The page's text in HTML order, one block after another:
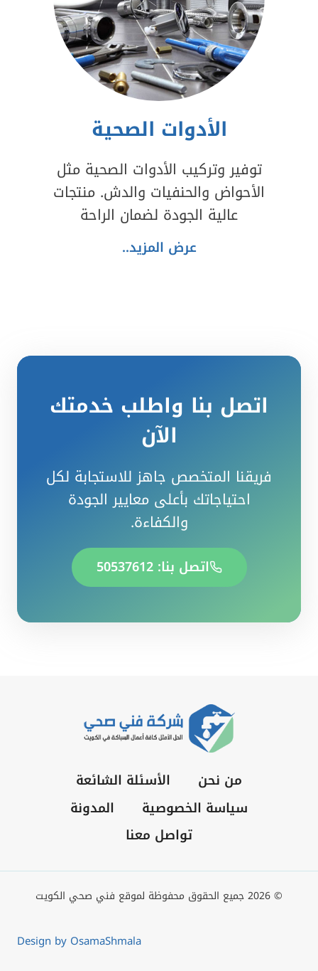
الأدوات الصحية
توفير وتركيب الأدوات الصحية مثل
الأحواض والحنفيات والدش. منتجات
عالية الجودة لضمان الراحة
عرض المزيد..
اتصل بنا واطلب خدمتك
الآن
فريقنا المتخصص جاهز للاستجابة لكل
احتياجاتك بأعلى معايير الجودة
والكفاءة.
اتصل بنا: 50537612
من نحن
الأسئلة الشائعة
سياسة الخصوصية
المدونة
تواصل معنا
© 2026 جميع الحقوق محفوظة لموقع فني صحي الكويت
Design by OsamaShmala